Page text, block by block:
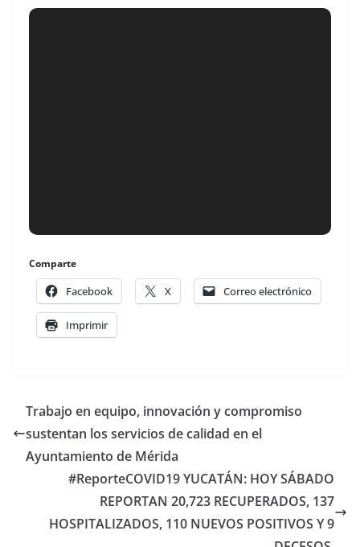
Comparte
Facebook X Correo electrónico
Imprimir
Trabajo en equipo, innovación y compromiso
sustentan los servicios de calidad en el
Ayuntamiento de Mérida
#ReporteCOVID19 YUCATÁN: HOY SÁBADO
REPORTAN 20,723 RECUPERADOS, 137
HOSPITALIZADOS, 110 NUEVOS POSITIVOS Y 9